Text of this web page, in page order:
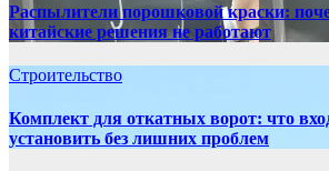
Распылители порошковой краски:
китайские решения не работают
Строительство
Комплект для откатных ворот: что
установить без лишних проблем